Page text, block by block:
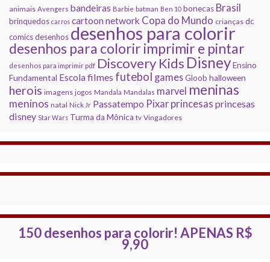
animais Avengers bandeiras Barbie batman Ben 10 bonecas Brasil
brinquedos carros cartoon network Copa do Mundo crianças dc
comicsdesenhos desenhos para colorir
desenhos para colorir imprimir e pintar
desenhos para imprimir pdf Discovery Kids DisneyEnsino
Fundamental Escola filmes futebol gamesGloob halloween
herois imagens jogos Mandala Mandalas marvel meninas
meninos natal Nick Jr Passatempo Pixar princesas princesas
disney Star Wars Turma da Mônica tv Vingadores
150 desenhos para colorir! APENAS R$
9,90